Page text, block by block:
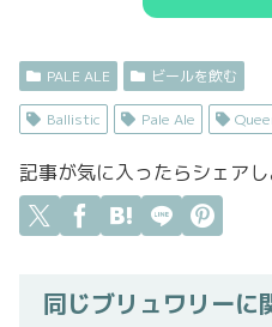
PALE ALE ビールを飲む
Ballistic Pale Ale
記事が気に入ったらシェアし
同じブリュワリーに